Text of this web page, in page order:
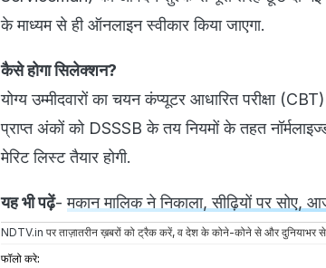
के माध्यम से ही ऑनलाइन स्वीकार किया जाएगा.
कैसे होगा सिलेक्शन?
योग्य उम्मीदवारों का चयन कंप्यूटर आधारित परीक्षा (CBT)
प्राप्त अंकों को DSSSB के तय नियमों के तहत
मेरिट लिस्ट तैयार होगी.
यह भी पढ़ें-मकान मालिक ने निकाला, सीढ़ियों पर सोए,
NDTV.in पर ताज़ातरीन ख़बरों को ट्रैक करें, व देश के कोने-कोने से और दुनियाभर
फॉलो करे: